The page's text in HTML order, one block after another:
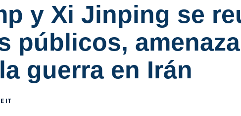
y Xi Jinping se
públicos,
guerra en Irán